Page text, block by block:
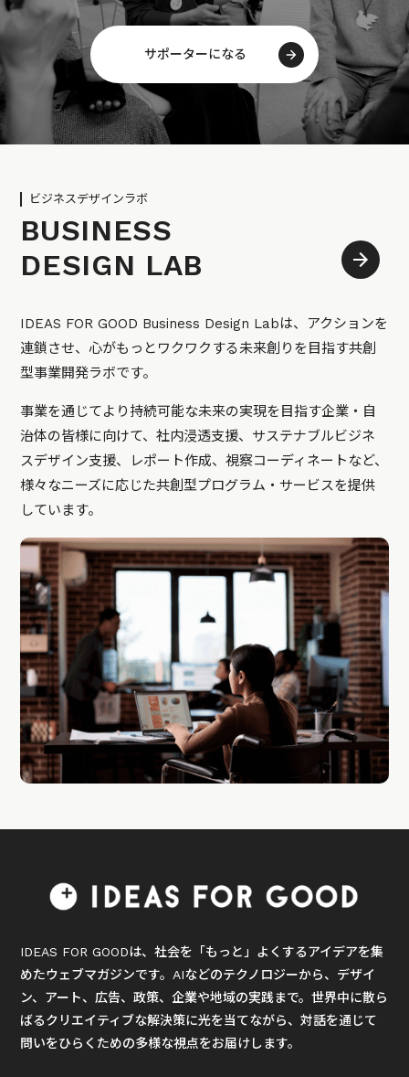
サポーターになる
ビジネスデザインラボ
BUSINESS
DESIGN LAB
IDEAS FOR GOOD Business Design Labは、アクションを
連鎖させ、心がもっとワクワクする未来創りを目指す共創
型事業開発ラボです。
事業を通じてより持続可能な未来の実現を目指す企業・自
治体の皆様に向けて、社内浸透支援、サステナブルビジネ
スデザイン支援、レポート作成、視察コーディネートなど、
様々なニーズに応じた共創型プログラム・サービスを提供
しています。
IDEAS FOR GOODは、社会を「もっと」よくするアイデアを集
めたウェブマガジンです。AIなどのテクノロジーから、デザイ
ン、アート、広告、政策、企業や地域の実践まで。世界中に散ら
ばるクリエイティブな解決策に光を当てながら、対話を通じて
問いをひらくための多様な視点をお届けします。